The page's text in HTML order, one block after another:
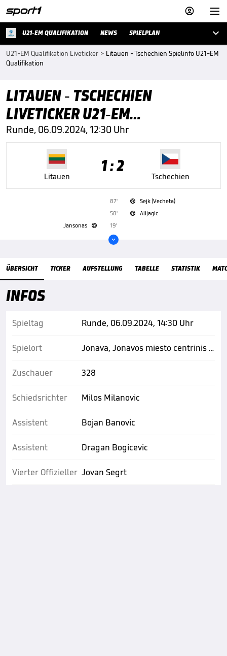


U21-EM QUALIFIKATION NEWS SPIELPLAN 
U21-EM Qualifikation Liveticker > Litauen - Tschechien Spielinfo U21-EM
Qualifikation
LITAUEN - TSCHECHIEN
LIVETICKER U21-EM
QUALIFIKATION
Runde, 06.09.2024, 12:30 Uhr
Litauen
1 : 2
Tschechien
87' 
Sejk (Vecheta)
58'

Alijagic
Jansonas
 19'

ÜBERSICHT TICKER AUFSTELLUNG TABELLE STATISTIK
Übersicht
INFOS
Spieltag
Spielort
Zuschauer
Schiedsrichter
Assistent
Assistent
Vierter Offizieller
Runde, 06.09.2024, 14:30 Uhr
Jonava, Jonavos miesto centrinis stadionas
328
Milos Milanovic
Bojan Banovic
Dragan Bogicevic
Jovan Segrt